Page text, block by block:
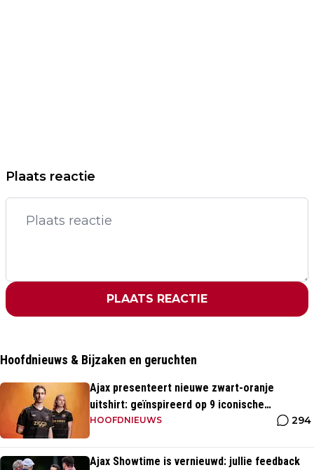
Plaats reactie
PLAATS REACTIE
Hoofdnieuws & Bijzaken en geruchten
Ajax presenteert nieuwe zwart-oranje
uitshirt: geïnspireerd op 9 iconische
momenten uit clubhistorie
HOOFDNIEUWS 294
Ajax Showtime is vernieuwd: jullie feedback